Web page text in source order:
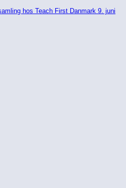
hos Teach First Danmark 9. juni